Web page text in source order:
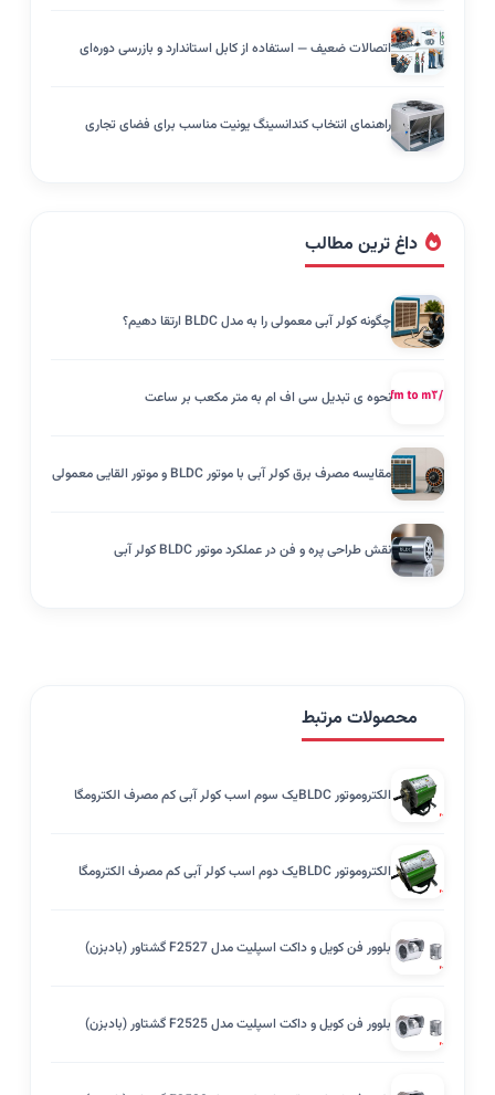
اتصالات ضعیف — استفاده از کابل استاندارد و بازرسی دوره‌ای
راهنمای انتخاب کندانسینگ یونیت مناسب برای فضای تجاری
داغ ترین مطالب
چگونه کولر آبی معمولی را به مدل BLDC ارتقا دهیم؟
نحوه ی تبدیل سی اف ام به متر مکعب بر ساعت
مقایسه مصرف برق کولر آبی با موتور BLDC و موتور القایی معمولی
نقش طراحی پره و فن در عملکرد موتور BLDC کولر آبی
محصولات مرتبط
الکتروموتور BLDCیک سوم اسب کولر آبی کم مصرف الکترومگا
الکتروموتور BLDCیک دوم اسب کولر آبی کم مصرف الکترومگا
بلوور فن کویل و داکت اسپلیت مدل F2527 گشتاور (بادبزن)
بلوور فن کویل و داکت اسپلیت مدل F2525 گشتاور (بادبزن)